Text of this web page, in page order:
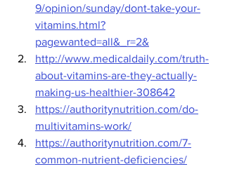
9/opinion/sunday/dont-take-your-
vitamins.html?
pagewanted=all&_r=2&
http://www.medicaldaily.com/truth-
about-vitamins-are-they-actually-
making-us-healthier-308642
https://authoritynutrition.com/do-
multivitamins-work/
https://authoritynutrition.com/7-
common-nutrient-deficiencies/